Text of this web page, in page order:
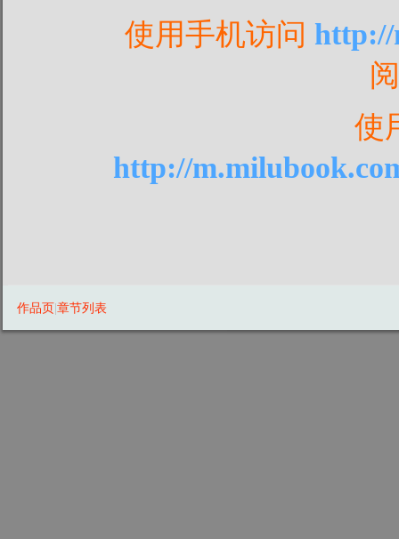
使用手机访问 http://
使
http://
作品页 章节列表